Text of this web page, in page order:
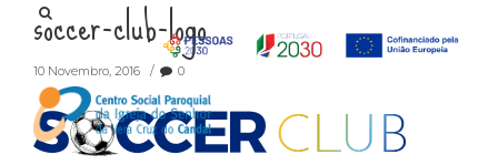
soccer-club-logo
10 Novembro, 2016 0